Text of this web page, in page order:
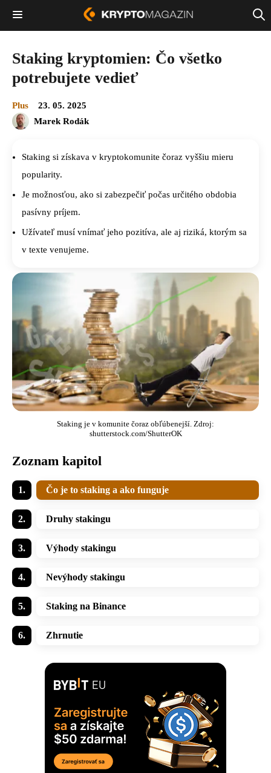
Staking kryptomien: Čo všetko
potrebujete vedieť
Plus
23. 05. 2025
Marek Rodák
Staking si získava v kryptokomunite čoraz vyššiu mieru
popularity.
Je možnosťou, ako si zabezpečiť počas určitého obdobia
pasívny príjem.
Užívateľ musí vnímať jeho pozitíva, ale aj riziká, ktorým sa
v texte venujeme.
Staking je v komunite čoraz obľúbenejší. Zdroj:
shutterstock.com/ShutterOK
Zoznam kapitol
Čo je to staking a ako funguje
Druhy stakingu
Výhody stakingu
Nevýhody stakingu
Staking na Binance
Zhrnutie